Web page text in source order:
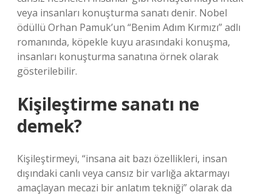
veya insanları konuşturma sanatı denir. Nobel
ödüllü Orhan Pamuk’un “Benim Adım Kırmızı” adlı
romanında, köpekle kuyu arasındaki konuşma,
insanları konuşturma sanatına örnek olarak
gösterilebilir.
Kişileştirme sanatı ne
demek?
Kişileştirmeyi, “insana ait bazı özellikleri, insan
dışındaki canlı veya cansız bir varlığa aktarmayı
amaçlayan mecazi bir anlatım tekniği” olarak da